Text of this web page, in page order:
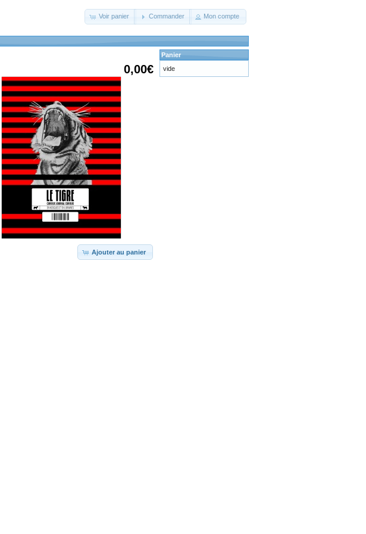
Voir panier Commander Mon compte
0,00€
Ajouter au panier
Panier
vide